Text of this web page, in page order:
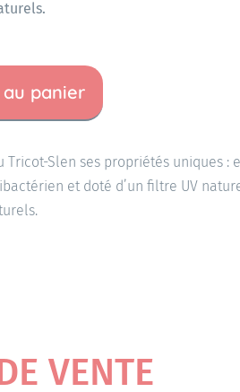
panier
Tricot-Slen ses propriétés uniques :
et doté d’un filtre UV
VENTE